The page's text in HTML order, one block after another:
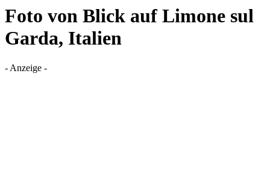
Foto von Blick auf Limone sul
Garda, Italien
- Anzeige -